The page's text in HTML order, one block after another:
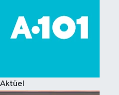
Aktüel